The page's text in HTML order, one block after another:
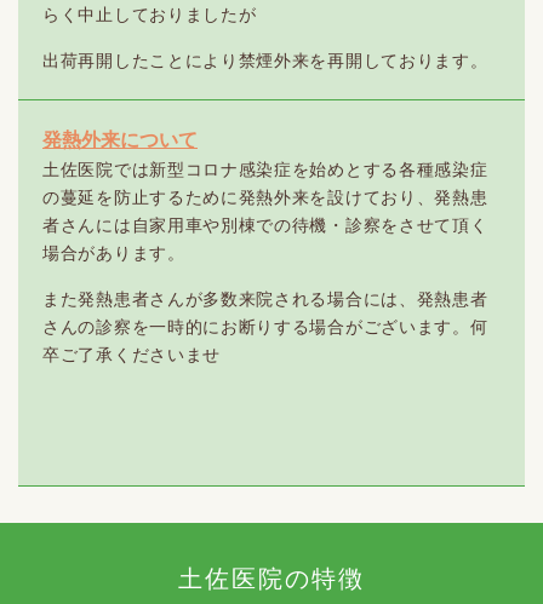
らく中止しておりましたが
出荷再開したことにより禁煙外来を再開しております。
発熱外来について
土佐医院では新型コロナ感染症を始めとする各種感染症
の蔓延を防止するために発熱外来を設けており、発熱患
者さんには自家用車や別棟での待機・診察をさせて頂く
場合があります。
また発熱患者さんが多数来院される場合には、発熱患者
さんの診察を一時的にお断りする場合がございます。何
卒ご了承くださいませ
土佐医院の特徴